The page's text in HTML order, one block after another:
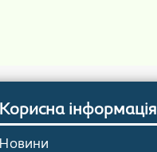
Корисна інформація
Новини